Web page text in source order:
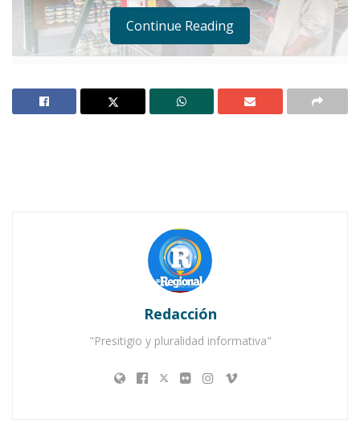
Continue Reading
Redacción
"Presitigio y pluralidad informativa"